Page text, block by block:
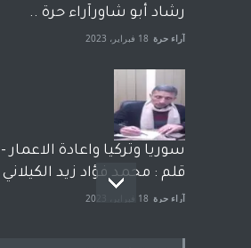
رشاد أبو شاورآراء حرة ..
آراء حرة 18 فبراير، 2023
سوريا وتركيا واعادة الاعمار -
قلم : محمد فؤاد زيد الكيلاني
آراء حرة 18 فبراير، 2023